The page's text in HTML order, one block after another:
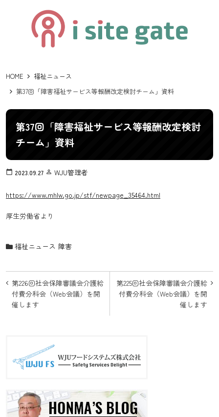
HOME
福祉ニュース
第37回「障害福祉サービス等報酬改定検討チーム」資料
第37回「障害福祉サービス等報酬改定検討
チーム」資料
calendar_today 2023.09.27 person_outline WJU管理者
https://www.mhlw.go.jp/stf/newpage_35464.html
厚生労働省より
福祉ニュース 障害
投
稿
ナ
ー
ョ
ン
第225回社会保障審議会介護給
付費分科会（Web会議）を開
催します
第226回社会保障審議会介護給
付費分科会（Web会議）を開
催します